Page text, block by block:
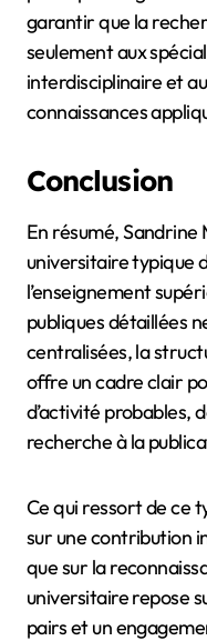
garantir que la
seulement aux
interdisciplinaire et
connaissances
Conclusion
En résumé,
universitaire typique
l’enseignement
publiques détaillées
centralisées, la
offre un cadre clair
d’activité probables,
recherche à la
Ce qui ressort de ce
sur une contribution
que sur la
universitaire repose
pairs et un